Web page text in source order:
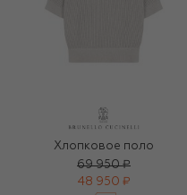
Хлопковое поло
69 950 ₽
48 950 ₽